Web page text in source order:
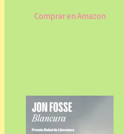
Comprar en Amazon